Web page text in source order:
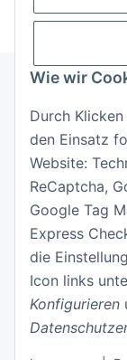
Wie wir
Durch
den Einsatz
Website:
ReCaptcha,
Google Tag
Express
die
Icon links
Konfigurieren
Gesetzliche